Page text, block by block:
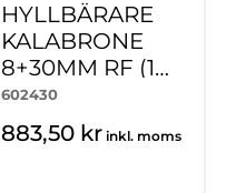
HYLLBÄRARE
KALABRONE
8+30MM RF (1
PAR)
602430
883,50 kr inkl. moms